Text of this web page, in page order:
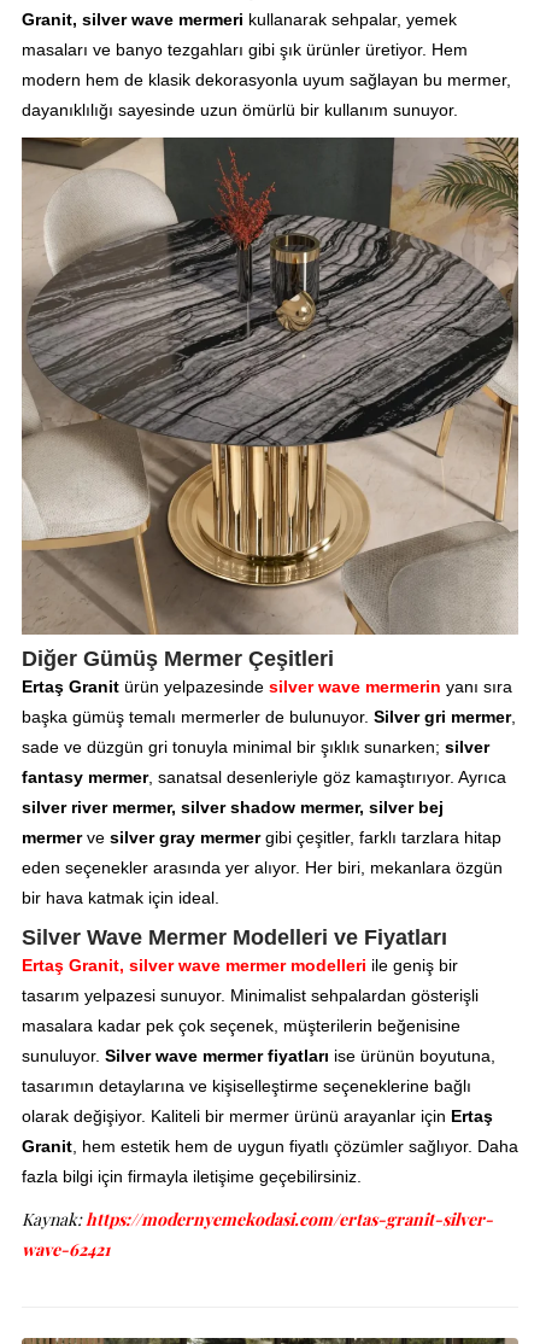
Granit, silver wave mermeri kullanarak sehpalar, yemek
masaları ve banyo tezgahları gibi şık ürünler üretiyor. Hem
modern hem de klasik dekorasyonla uyum sağlayan bu mermer,
dayanıklılığı sayesinde uzun ömürlü bir kullanım sunuyor.
Diğer Gümüş Mermer Çeşitleri
Ertaş Granitürün yelpazesinde silver wave mermerin yanı sıra
başka gümüş temalı mermerler de bulunuyor. Silver gri mermer,
sade ve düzgün gri tonuyla minimal bir şıklık sunarken; silver
fantasy mermer, sanatsal desenleriyle göz kamaştırıyor. Ayrıca
silver river mermer, silver shadow mermer, silver bej
mermervesilver gray mermergibi çeşitler, farklı tarzlara hitap
eden seçenekler arasında yer alıyor. Her biri, mekanlara özgün
bir hava katmak için ideal.
Silver Wave Mermer Modelleri ve Fiyatları
Ertaş Granit, silver wave mermer modelleri ile geniş bir
tasarım yelpazesi sunuyor. Minimalist sehpalardan gösterişli
masalara kadar pek çok seçenek, müşterilerin beğenisine
sunuluyor. Silver wave mermer fiyatları ise ürünün boyutuna,
tasarımın detaylarına ve kişiselleştirme seçeneklerine bağlı
olarak değişiyor. Kaliteli bir mermer ürünü arayanlar için Ertaş
Granit, hem estetik hem de uygun fiyatlı çözümler sağlıyor. Daha
fazla bilgi için firmayla iletişime geçebilirsiniz.
Kaynak: https://modernyemekodasi.com/ertas-granit-silver-
wave-62421